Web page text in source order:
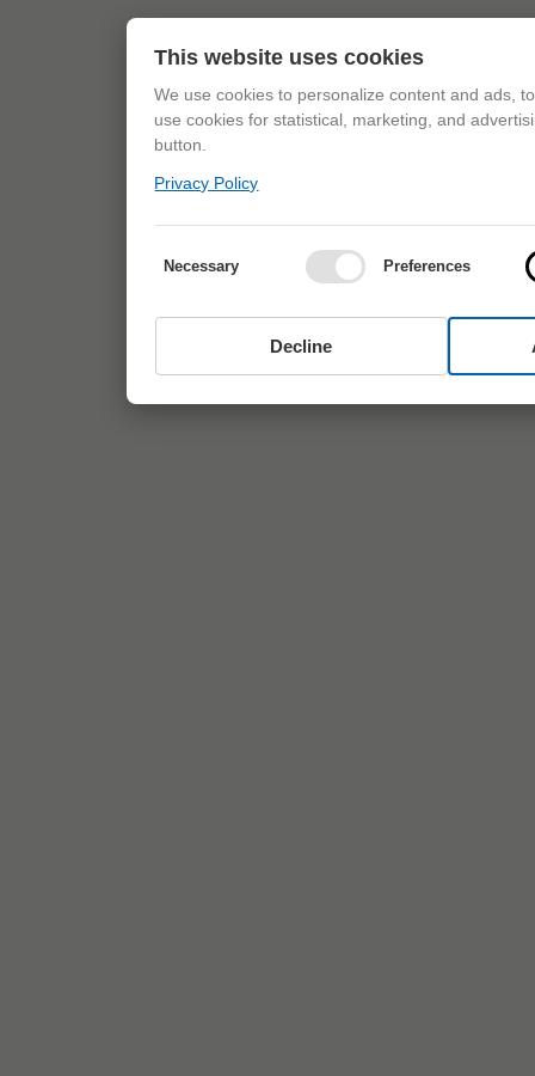
This website uses cookies
We use cookies to personalize content and ads,
use cookies for statistical, marketing, and
button.
Privacy Policy
Necessary Preferences
Decline